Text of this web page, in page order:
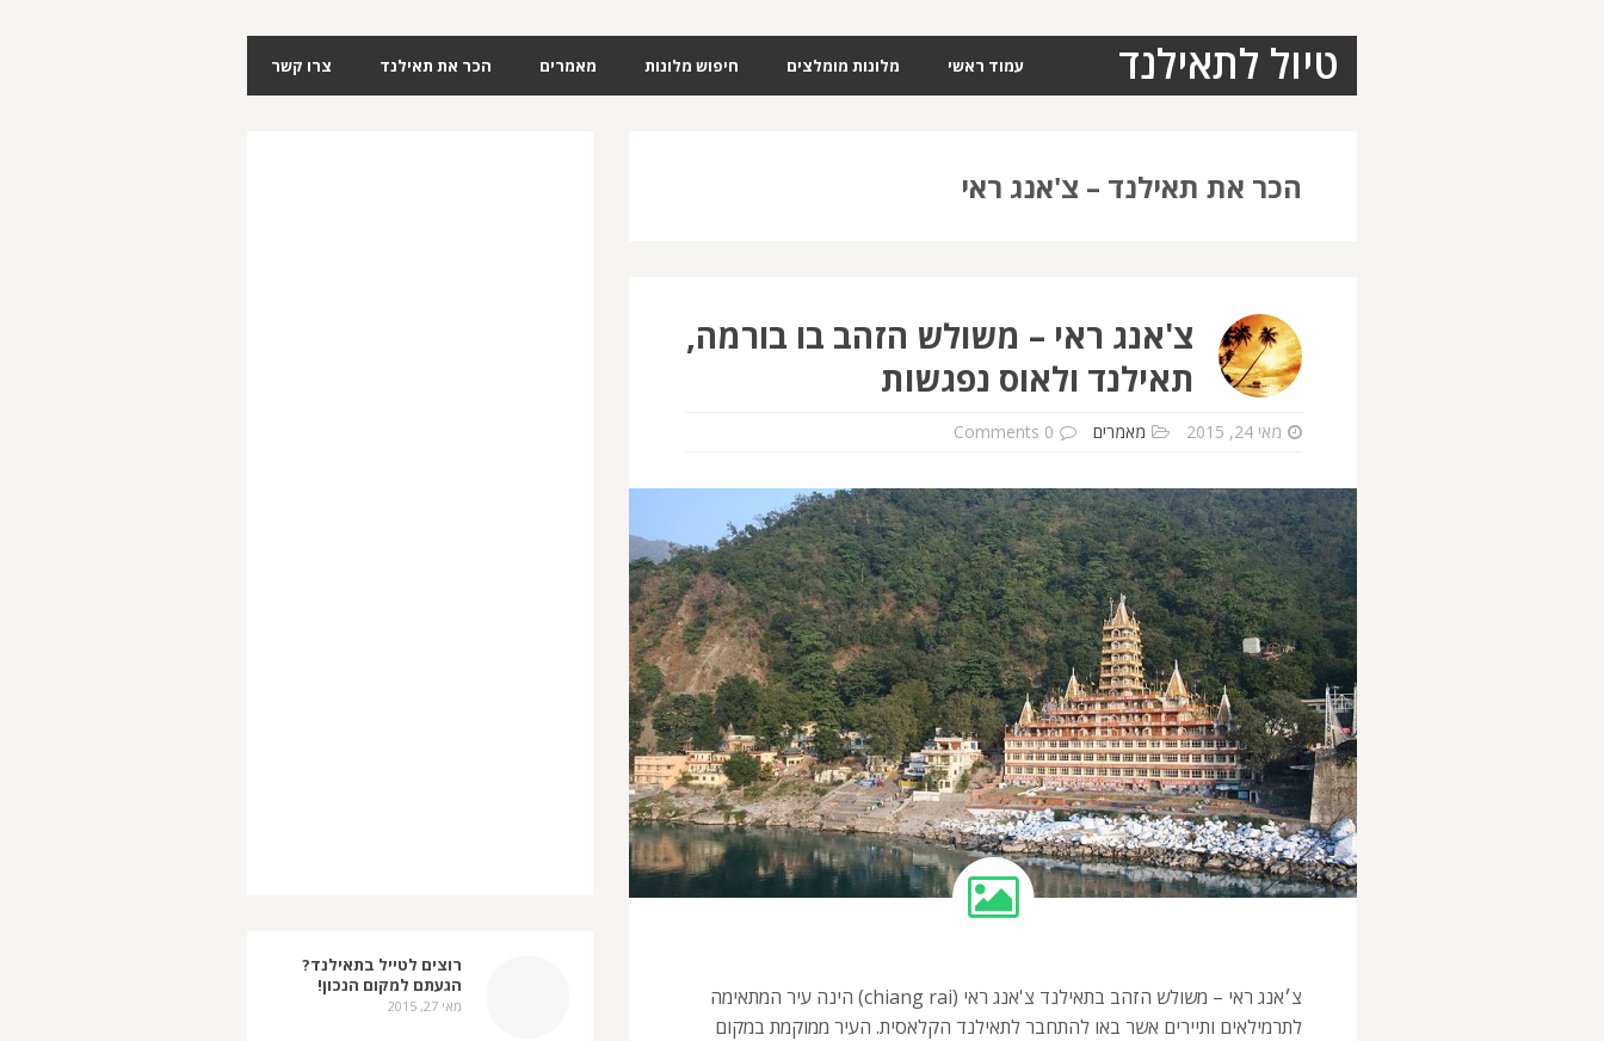
טיול לתאילנד עמוד ראשי מלונות מומלצים חיפוש מלונות מאמרים הכר את תאילנד צרו קשר
הכר את תאילנד – צ'אנג ראי
צ'אנג ראי – משולש הזהב בו בורמה,
תאילנד ולאוס נפגשות
מאי 24, 2015 מאמרים 0 Comments
צ׳אנג ראי – משולש הזהב בתאילנד צ'אנג ראי (chiang rai) הינה עיר המתאימה
לתרמילאים ותיירים אשר באו להתחבר לתאילנד הקלאסית. העיר ממוקמת במקום
רוצים לטייל בתאילנד?
הגעתם למקום הנכון!
מאי 27, 2015